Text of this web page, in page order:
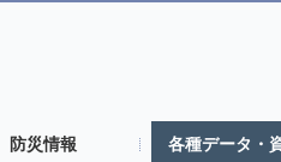
防災情報 各種データ・